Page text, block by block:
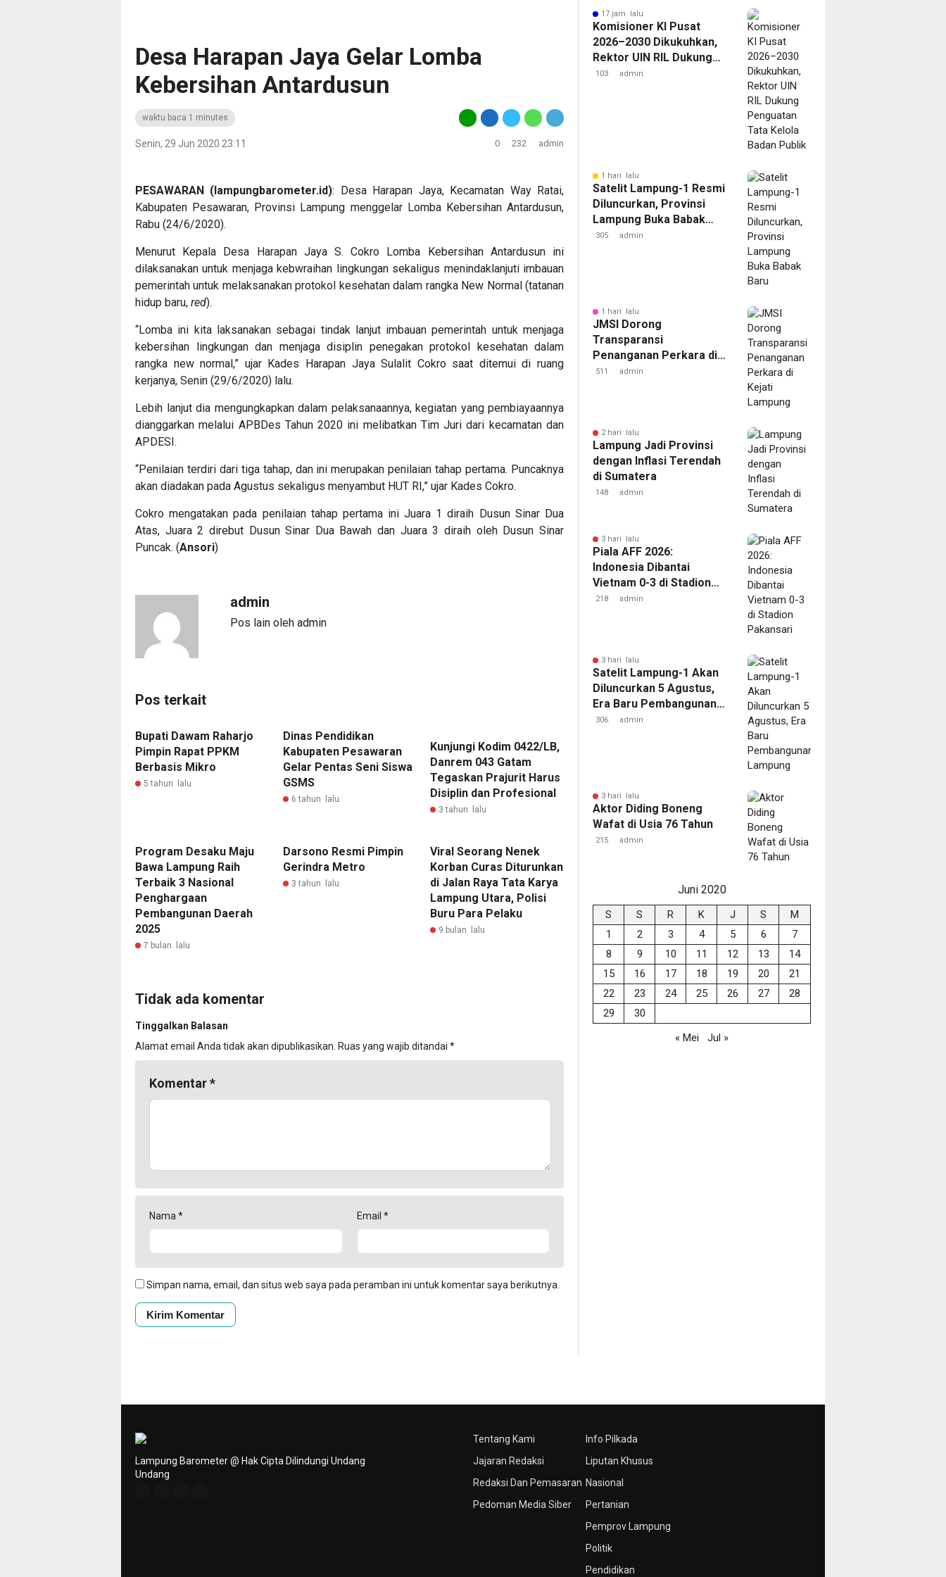
Desa Harapan Jaya Gelar Lomba
Kebersihan Antardusun
waktu baca 1 minutes
Senin, 29 Jun 2020 23:11 0 232 admin
PESAWARAN (lampungbarometer.id): Desa Harapan Jaya, Kecamatan Way Ratai,
Kabupaten Pesawaran, Provinsi Lampung menggelar Lomba Kebersihan Antardusun,
Rabu (24/6/2020).
Menurut Kepala Desa Harapan Jaya S. Cokro Lomba Kebersihan Antardusun ini
dilaksanakan untuk menjaga kebwraihan lingkungan sekaligus menindaklanjuti imbauan
pemerintah untuk melaksanakan protokol kesehatan dalam rangka New Normal (tatanan
hidup baru, red).
“Lomba ini kita laksanakan sebagai tindak lanjut imbauan pemerintah untuk menjaga
kebersihan lingkungan dan menjaga disiplin penegakan protokol kesehatan dalam
rangka new normal,” ujar Kades Harapan Jaya Sulalit Cokro saat ditemui di ruang
kerjanya, Senin (29/6/2020) lalu.
Lebih lanjut dia mengungkapkan dalam pelaksanaannya, kegiatan yang pembiayaannya
dianggarkan melalui APBDes Tahun 2020 ini melibatkan Tim Juri dari kecamatan dan
APDESI.
“Penilaian terdiri dari tiga tahap, dan ini merupakan penilaian tahap pertama. Puncaknya
akan diadakan pada Agustus sekaligus menyambut HUT RI,” ujar Kades Cokro.
Cokro mengatakan pada penilaian tahap pertama ini Juara 1 diraih Dusun Sinar Dua
Atas, Juara 2 direbut Dusun Sinar Dua Bawah dan Juara 3 diraih oleh Dusun Sinar
Puncak. (Ansori)
admin
Pos lain oleh admin
Pos terkait
Bupati Dawam Raharjo
Pimpin Rapat PPKM
Berbasis Mikro
5 tahun lalu
Dinas Pendidikan
Kabupaten Pesawaran
Gelar Pentas Seni Siswa
GSMS
6 tahun lalu
Kunjungi Kodim 0422/LB,
Danrem 043 Gatam
Tegaskan Prajurit Harus
Disiplin dan Profesional
3 tahun lalu
‎Program Desaku Maju
Bawa Lampung Raih
Terbaik 3 Nasional
Penghargaan
Pembangunan Daerah
2025 ‎
7 bulan lalu
Darsono Resmi Pimpin
Gerindra Metro
3 tahun lalu
Viral Seorang Nenek
Korban Curas Diturunkan
di Jalan Raya Tata Karya
Lampung Utara, Polisi
Buru Para Pelaku
9 bulan lalu
Tidak ada komentar
Tinggalkan Balasan
Alamat email Anda tidak akan dipublikasikan. Ruas yang wajib ditandai *
Komentar*
Nama * Email *
Simpan nama, email, dan situs web saya pada peramban ini untuk komentar saya berikutnya.
17 jam lalu
Komisioner KI Pusat
2026–2030 Dikukuhkan,
Rektor UIN RIL Dukung
Penguatan Tata Kelola
103 admin
1 hari lalu
Satelit Lampung-1 Resmi
Diluncurkan, Provinsi
Lampung Buka Babak
Baru
305 admin
1 hari lalu
JMSI Dorong
Transparansi
Penanganan Perkara di
Kejati Lampung
511 admin
2 hari lalu
Lampung Jadi Provinsi
dengan Inflasi Terendah
di Sumatera
148 admin
3 hari lalu
Piala AFF 2026:
Indonesia Dibantai
Vietnam 0-3 di Stadion
Pakansari
218 admin
3 hari lalu
Satelit Lampung-1 Akan
Diluncurkan 5 Agustus,
Era Baru Pembangunan
Lampung
306 admin
3 hari lalu
Aktor Diding Boneng
Wafat di Usia 76 Tahun
215 admin
Juni 2020
S S R K J S
M
1
2 3 4 5 6
7
8
9 10 11 12 13
14
15
16 17 18 19 20
21
22
23 24 25 26 27
28
29
30
« Mei
Jul »
Tentang Kami
Jajaran Redaksi
Redaksi Dan Pemasaran
Pedoman Media Siber
Info Pilkada
Liputan Khusus
Nasional
Pertanian
Pemprov Lampung
Politik
Pendidikan
Lampung Barometer @ Hak Cipta Dilindungi Undang
Undang